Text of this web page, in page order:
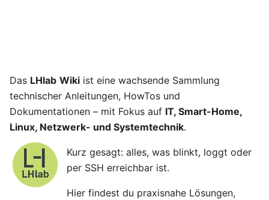
Das LHlab Wiki ist eine wachsende Sammlung
technischer Anleitungen, HowTos und
Dokumentationen – mit Fokus auf IT, Smart-Home,
Linux, Netzwerk- und Systemtechnik.
Kurz gesagt: alles, was blinkt, loggt oder
per SSH erreichbar ist.
Hier findest du praxisnahe Lösungen,